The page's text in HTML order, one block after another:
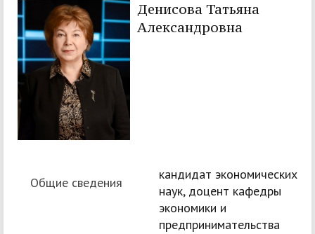
Денисова Татьяна
Александровна
Общие сведения
кандидат экономических
наук, доцент кафедры
экономики и
предпринимательства